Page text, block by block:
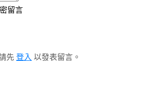
留言
先 登入 以發表留言。